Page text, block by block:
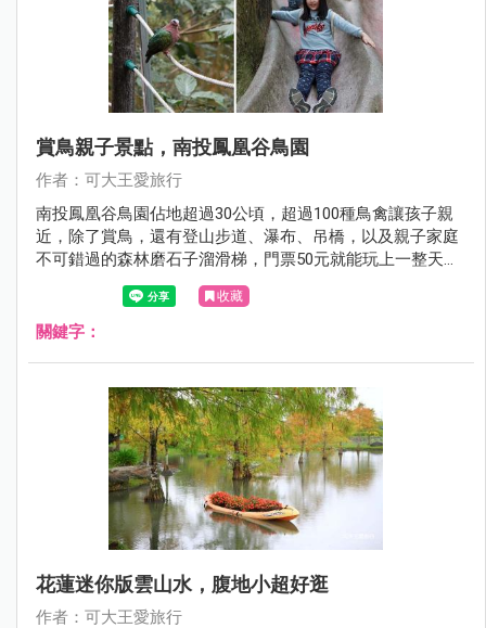
賞鳥親子景點，南投鳳凰谷鳥園
作者：可大王愛旅行
南投鳳凰谷鳥園佔地超過30公頃，超過100種鳥禽讓孩子親
近，除了賞鳥，還有登山步道、瀑布、吊橋，以及親子家庭
不可錯過的森林磨石子溜滑梯，門票50元就能玩上一整天，
收藏
關鍵字：
花蓮迷你版雲山水，腹地小超好逛
作者：可大王愛旅行